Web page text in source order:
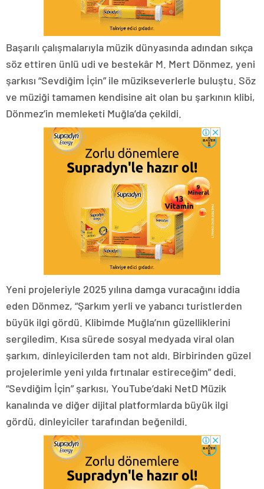
Başarılı çalışmalarıyla müzik dünyasında adından sıkça
söz ettiren ünlü udi ve bestekâr M. Mert Dönmez, yeni
şarkısı “Sevdiğim İçin” ile müzikseverlerle buluştu. Söz
ve müziği tamamen kendisine ait olan bu şarkının klibi,
Dönmez’in memleketi Muğla’da çekildi.
Yeni projeleriyle 2025 yılına damga vuracağını iddia
eden Dönmez, “Şarkım yerli ve yabancı turistlerden
büyük ilgi gördü. Klibimde Muğla’nın güzelliklerini
sergiledim. Kısa sürede sosyal medyada viral olan
şarkım, dinleyicilerden tam not aldı. Birbirinden güzel
projelerimle yeni yılda fırtınalar estireceğim” dedi.
“Sevdiğim İçin” şarkısı, YouTube’daki NetD Müzik
kanalında ve diğer dijital platformlarda büyük ilgi
gördü, dinleyiciler tarafından beğenildi.